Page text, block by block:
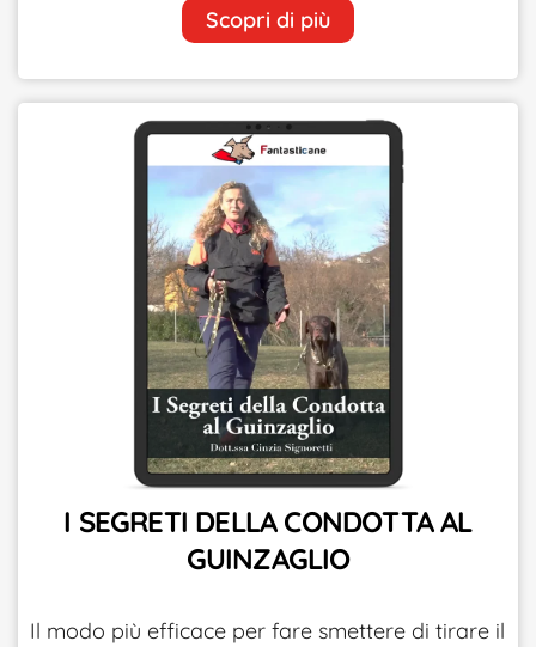
Scopri di più
I SEGRETI DELLA CONDOTTA AL
GUINZAGLIO
Il modo più efficace per fare smettere di tirare il